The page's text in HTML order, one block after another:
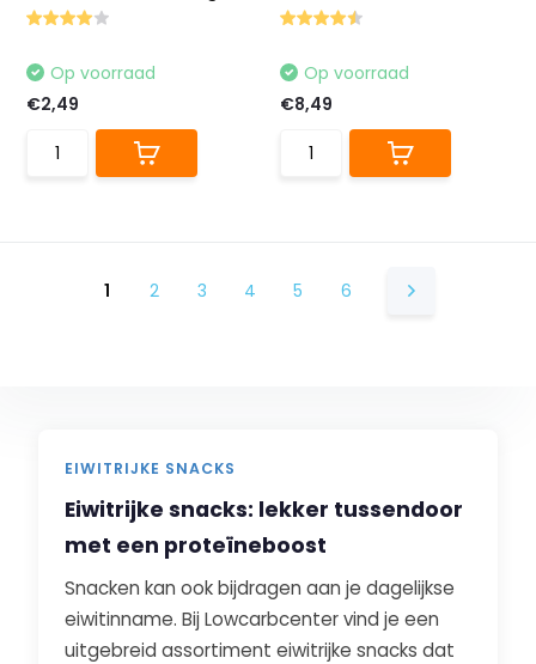
Op voorraad
€2,49
Op voorraad
€8,49
1 2 3 4 5 6
EIWITRIJKE SNACKS
Eiwitrijke snacks: lekker tussendoor
met een proteïneboost
Snacken kan ook bijdragen aan je dagelijkse
eiwitinname. Bij Lowcarbcenter vind je een
uitgebreid assortiment eiwitrijke snacks dat